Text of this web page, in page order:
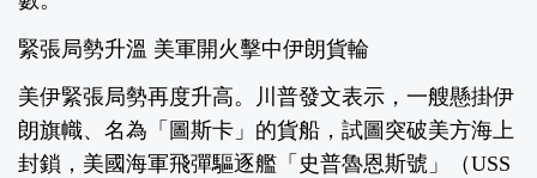
緊張局勢升溫 美軍開火擊中伊朗貨輪
美伊緊張局勢再度升高。川普發文表示，一艘懸掛伊
朗旗幟、名為「圖斯卡」的貨船，試圖突破美方海上
封鎖，美國海軍飛彈驅逐艦「史普魯恩斯號」（USS